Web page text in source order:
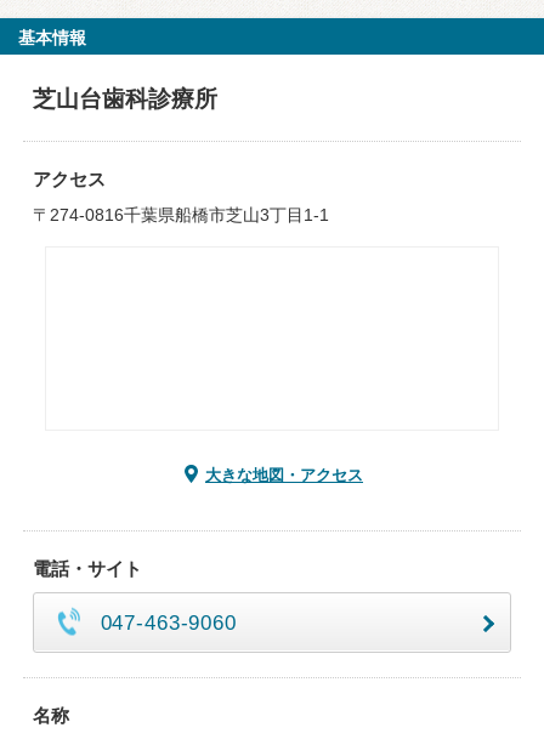
基本情報
芝山台歯科診療所
アクセス
〒274-0816千葉県船橋市芝山3丁目1-1
大きな地図・アクセス
電話・サイト
047-463-9060
名称